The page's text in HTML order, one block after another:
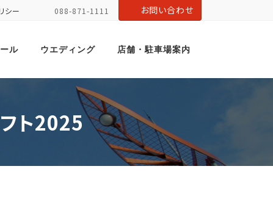
シー 088-871-1111 お問い合わせ
ル ウエディング 店舗・駐車場案内
ト2025